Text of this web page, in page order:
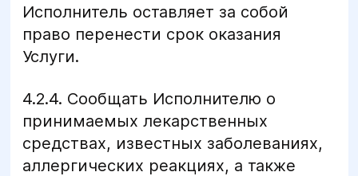
Исполнитель оставляет за собой
право перенести срок оказания
Услуги.
4.2.4. Сообщать Исполнителю о
принимаемых лекарственных
средствах, известных заболеваниях,
аллергических реакциях, а также